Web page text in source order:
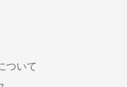
ついて